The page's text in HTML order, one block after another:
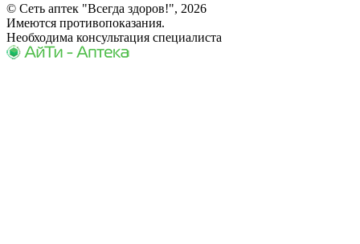
© Сеть аптек "Всегда здоров!", 2026
Имеются противопоказания.
Необходима консультация специалиста